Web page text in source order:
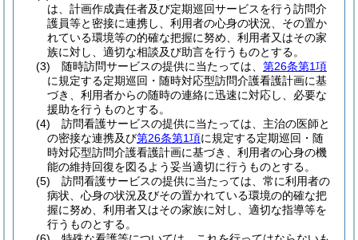
は、計画作成責任者及び定期巡回サービスを行う訪問介
護員等と密接に連携し、利用者の心身の状況、その置か
れている環境等の的確な把握に努め、利用者又はその家
族に対し、適切な相談及び助言を行うものとする。
(3)
随時訪問サービスの提供に当たっては、 第26条第1項
に規定する定期巡回・随時対応型訪問介護看護計画に基
づき、利用者からの随時の連絡に迅速に対応し、必要な
援助を行うものとする。
(4)
訪問看護サービスの提供に当たっては、主治の医師と
の密接な連携及び第26条第1項に規定する定期巡回・随
時対応型訪問介護看護計画に基づき、利用者の心身の機
能の維持回復を図るよう妥当適切に行うものとする。
(5)
訪問看護サービスの提供に当たっては、常に利用者の
病状、心身の状況及びその置かれている環境の的確な把
握に努め、利用者又はその家族に対し、適切な指導等を
行うものとする。